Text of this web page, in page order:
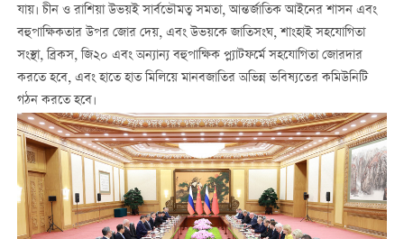
যায়। চীন ও রাশিয়া উভয়ই সার্বভৌমত্ব সমতা, আন্তর্জাতিক আইনের শাসন এবং
বহুপাক্ষিকতার উপর জোর দেয়, এবং উভয়কে জাতিসংঘ, শাংহাই সহযোগিতা
সংস্থা, ব্রিকস, জি২০ এবং অন্যান্য বহুপাক্ষিক প্ল্যাটফর্মে সহযোগিতা জোরদার
করতে হবে, এবং হাতে হাত মিলিয়ে মানবজাতির অভিন্ন ভবিষ্যতের কমিউনিটি
গঠন করতে হবে।